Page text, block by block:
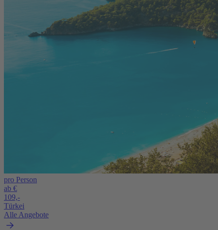
pro Person
ab €
109,-
Türkei
Alle Angebote